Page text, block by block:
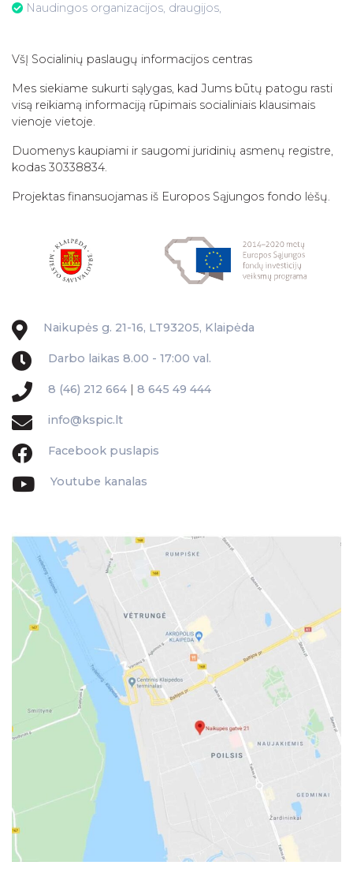
Naudingos organizacijos, draugijos,
VšĮ Socialinių paslaugų informacijos centras
Mes siekiame sukurti sąlygas, kad Jums būtų patogu rasti
visą reikiamą informaciją rūpimais socialiniais klausimais
vienoje vietoje.
Duomenys kaupiami ir saugomi juridinių asmenų registre,
kodas 30338834.
Projektas finansuojamas iš Europos Sąjungos fondo lėšų.
Naikupės g. 21-16, LT93205, Klaipėda
Darbo laikas 8.00 - 17:00 val.
8 (46) 212 664 | 8 645 49 444
info@kspic.lt
Facebook puslapis
Youtube kanalas